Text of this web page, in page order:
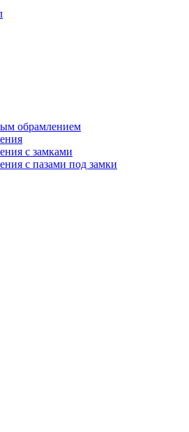
обрамлением
с замками
с пазами под замки